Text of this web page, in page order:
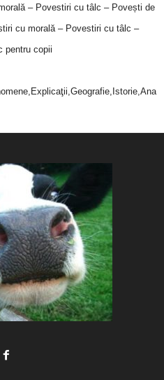
– Povestiri cu tâlc – Povești de
cu morală – Povestiri cu tâlc –
pentru copii